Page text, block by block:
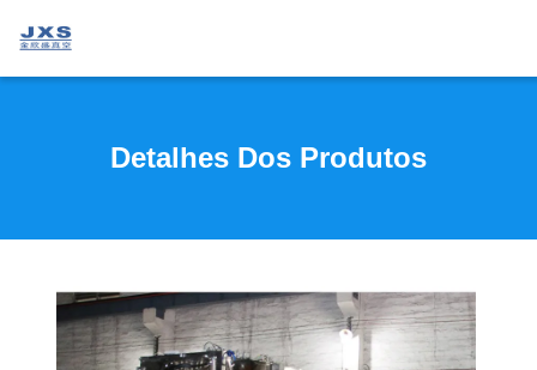
Detalhes Dos Produtos